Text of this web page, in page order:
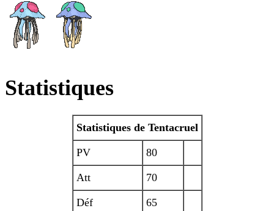
Statistiques
Statistiques de Tentacruel
PV 80
Att 70
Déf 65